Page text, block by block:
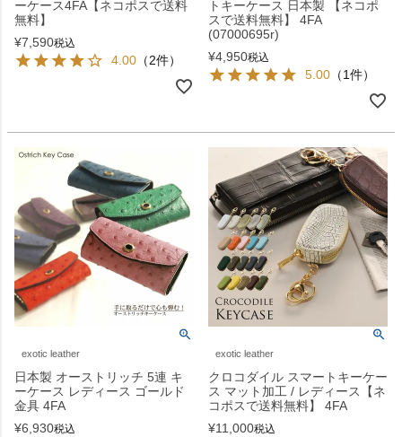
ーケース4FA【ネコポスで送料
無料】
¥7,590税込
4.00 （2件）
トキーケース 日本製 【ネコポ
スで送料無料】 4FA
(07000695r)
¥4,950税込
5.00 （1件）
exotic leather
日本製 オーストリッチ 5連 キ
ーケース レディース ゴールド
金具 4FA
¥6,930税込
exotic leather
クロコダイル スマートキーケー
ス マット加工 / レディース【ネ
コポスで送料無料】 4FA
¥11,000税込